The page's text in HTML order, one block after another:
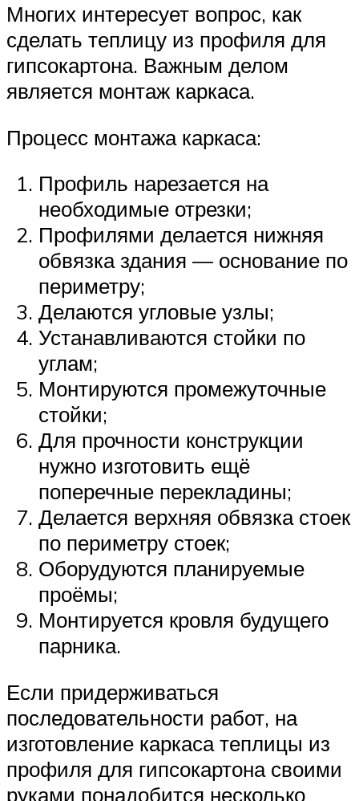
Многих интересует вопрос, как
сделать теплицу из профиля для
гипсокартона. Важным делом
является монтаж каркаса.
Процесс монтажа каркаса:
Профиль нарезается на
необходимые отрезки;
Профилями делается нижняя
обвязка здания — основание по
периметру;
Делаются угловые узлы;
Устанавливаются стойки по
углам;
Монтируются промежуточные
стойки;
Для прочности конструкции
нужно изготовить ещё
поперечные перекладины;
Делается верхняя обвязка стоек
по периметру стоек;
Оборудуются планируемые
проёмы;
Монтируется кровля будущего
парника.
Если придерживаться
последовательности работ, на
изготовление каркаса теплицы из
профиля для гипсокартона своими
руками понадобится несколько